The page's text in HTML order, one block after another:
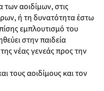
των αοιδίμων, στις
ή τη δυνατότητα έστω
εμπλουτισμό του
στην παιδεία
νέας γενεάς προς την
τους αοιδίμους και τον